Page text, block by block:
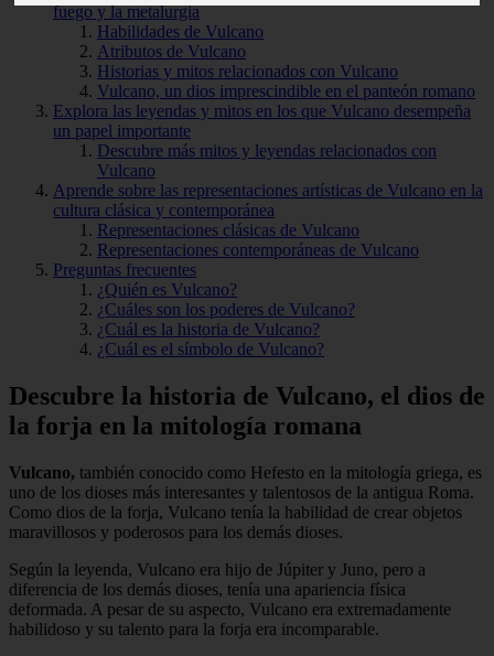
fuego y la metalurgia
Habilidades de Vulcano
Atributos de Vulcano
Historias y mitos relacionados con Vulcano
Vulcano, un dios imprescindible en el panteón romano
Explora las leyendas y mitos en los que Vulcano desempeña
un papel importante
Descubre más mitos y leyendas relacionados con
Vulcano
Aprende sobre las representaciones artísticas de Vulcano en la
cultura clásica y contemporánea
Representaciones clásicas de Vulcano
Representaciones contemporáneas de Vulcano
Preguntas frecuentes
¿Quién es Vulcano?
¿Cuáles son los poderes de Vulcano?
¿Cuál es la historia de Vulcano?
¿Cuál es el símbolo de Vulcano?
Descubre la historia de Vulcano, el dios de
la forja en la mitología romana
Vulcano, también conocido como Hefesto en la mitología griega, es
uno de los dioses más interesantes y talentosos de la antigua Roma.
Como dios de la forja, Vulcano tenía la habilidad de crear objetos
maravillosos y poderosos para los demás dioses.
Según la leyenda, Vulcano era hijo de Júpiter y Juno, pero a
diferencia de los demás dioses, tenía una apariencia física
deformada. A pesar de su aspecto, Vulcano era extremadamente
habilidoso y su talento para la forja era incomparable.